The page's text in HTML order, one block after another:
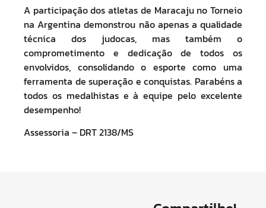
A participação dos atletas de Maracaju no Torneio
na Argentina demonstrou não apenas a qualidade
técnica dos judocas, mas também o
comprometimento e dedicação de todos os
envolvidos, consolidando o esporte como uma
ferramenta de superação e conquistas. Parabéns a
todos os medalhistas e à equipe pelo excelente
desempenho!
Assessoria – DRT 2138/MS